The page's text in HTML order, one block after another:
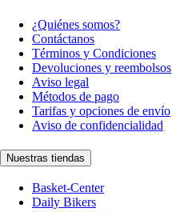
¿Quiénes somos?
Contáctanos
Términos y Condiciones
Devoluciones y reembolsos
Aviso legal
Métodos de pago
Tarifas y opciones de envío
Aviso de confidencialidad
Nuestras tiendas
Basket-Center
Daily Bikers